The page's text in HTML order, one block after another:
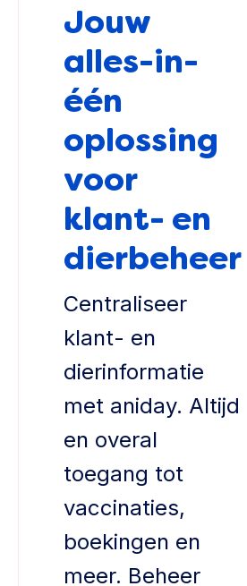
Jouw
alles-in-
één
oplossing
voor
klant- en
dierbeheer
Centraliseer
klant- en
dierinformatie
met aniday. Altijd
en overal
toegang tot
vaccinaties,
boekingen en
meer. Beheer